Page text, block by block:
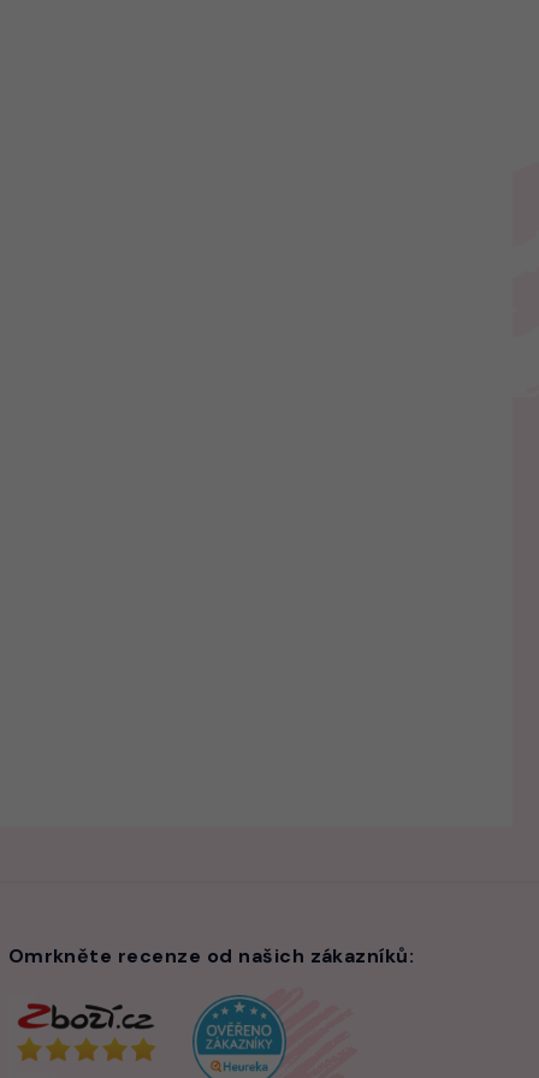
Omrkněte recenze od našich zákazníků: